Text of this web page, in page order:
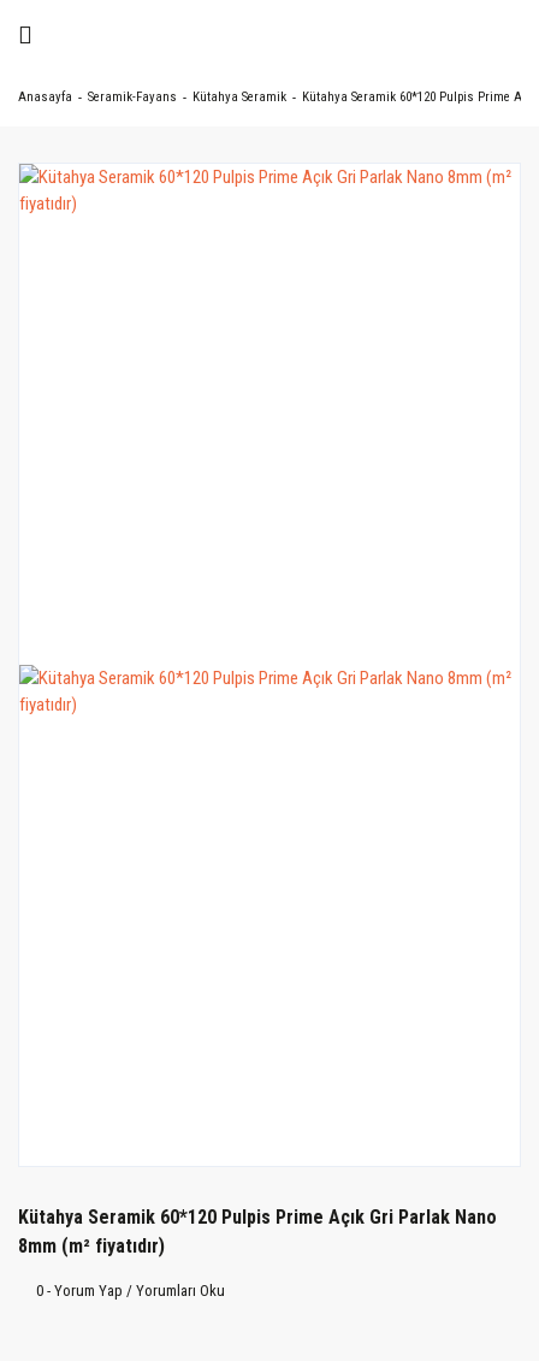
Anasayfa Seramik-Fayans Kütahya Seramik Kütahya Seramik 60*120 Pulpis Prime
Kütahya Seramik 60*120 Pulpis Prime Açık Gri Parlak Nano
8mm (m² fiyatıdır)
0 - Yorum Yap / Yorumları Oku